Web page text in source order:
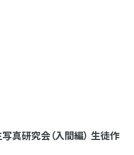
研究会（入間編） 生徒作